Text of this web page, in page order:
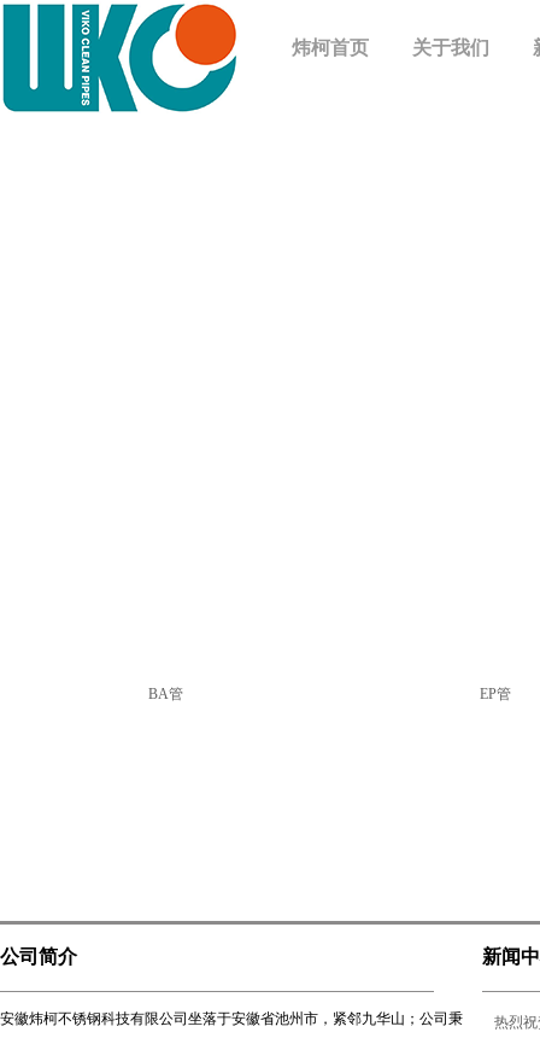
炜柯首页 关于我们
BA管 EP管
公司简介
安徽炜柯不锈钢科技有限公司坐落于安徽省池州市，紧邻九华山；公司秉
新闻
热烈